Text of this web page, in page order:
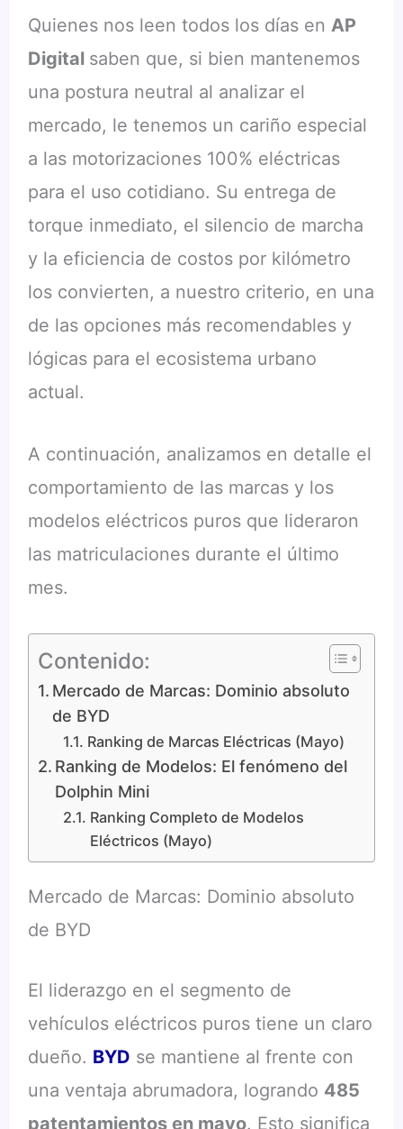
Quienes nos leen todos los días en AP
Digital saben que, si bien mantenemos
una postura neutral al analizar el
mercado, le tenemos un cariño especial
a las motorizaciones 100% eléctricas
para el uso cotidiano. Su entrega de
torque inmediato, el silencio de marcha
y la eficiencia de costos por kilómetro
los convierten, a nuestro criterio, en una
de las opciones más recomendables y
lógicas para el ecosistema urbano
actual.
A continuación, analizamos en detalle el
comportamiento de las marcas y los
modelos eléctricos puros que lideraron
las matriculaciones durante el último
mes.
Contenido:
Mercado de Marcas: Dominio absoluto
de BYD
Ranking de Marcas Eléctricas (Mayo)
Ranking de Modelos: El fenómeno del
Dolphin Mini
Ranking Completo de Modelos
Eléctricos (Mayo)
Mercado de Marcas: Dominio absoluto
de BYD
El liderazgo en el segmento de
vehículos eléctricos puros tiene un claro
dueño. BYD se mantiene al frente con
una ventaja abrumadora, logrando 485
patentamientos en mayo. Esto significa